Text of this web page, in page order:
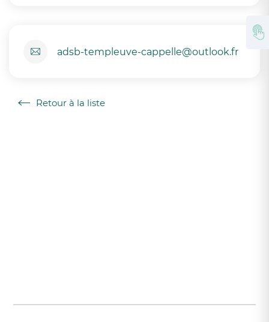
adsb-templeuve-cappelle@outlook.fr
Retour à la liste
Retour à la liste